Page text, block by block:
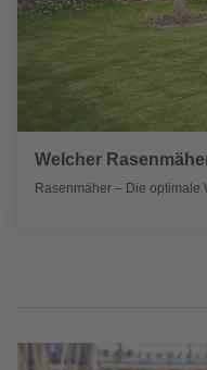
Welcher
Rasenmäher – Die optimale